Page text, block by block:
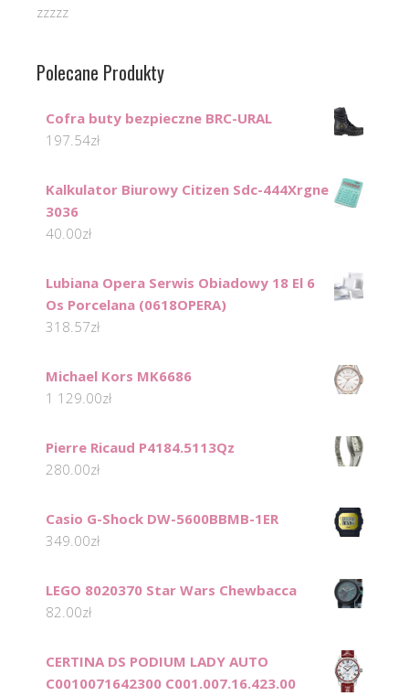
zzzzz
Polecane Produkty
Cofra buty bezpieczne BRC-URAL
197.54zł
Kalkulator Biurowy Citizen Sdc-444Xrgne
3036
40.00zł
Lubiana Opera Serwis Obiadowy 18 El 6
Os Porcelana (0618OPERA)
318.57zł
Michael Kors MK6686
1 129.00zł
Pierre Ricaud P4184.5113Qz
280.00zł
Casio G-Shock DW-5600BBMB-1ER
349.00zł
LEGO 8020370 Star Wars Chewbacca
82.00zł
CERTINA DS PODIUM LADY AUTO
C0010071642300 C001.007.16.423.00